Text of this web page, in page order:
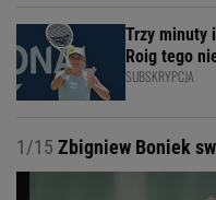
Trzy minuty
Roig tego
SUBSKRYPCJA
1/15 Zbigniew Boniek